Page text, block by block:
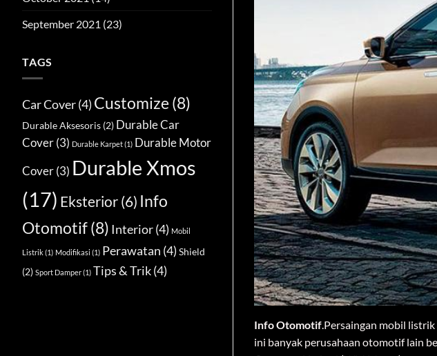
September 2021 (23)
TAGS
Car Cover(4) Customize (8)
Durable Aksesoris (2) Durable Car
Cover (3) Durable Karpet(1) Durable Motor
Cover (3) Durable Xmos
(17) Eksterior(6) Info
Otomotif(8) Interior(4) Mobil
Listrik(1) Modifikasi (1) Perawatan (4) Shield
(2) Sport Damper(1) Tips & Trik(4)
Info Otomotif.Persaingan mobil listrik
ini banyak perusahaan otomotif lain
Sejak beroperasi selama kurang